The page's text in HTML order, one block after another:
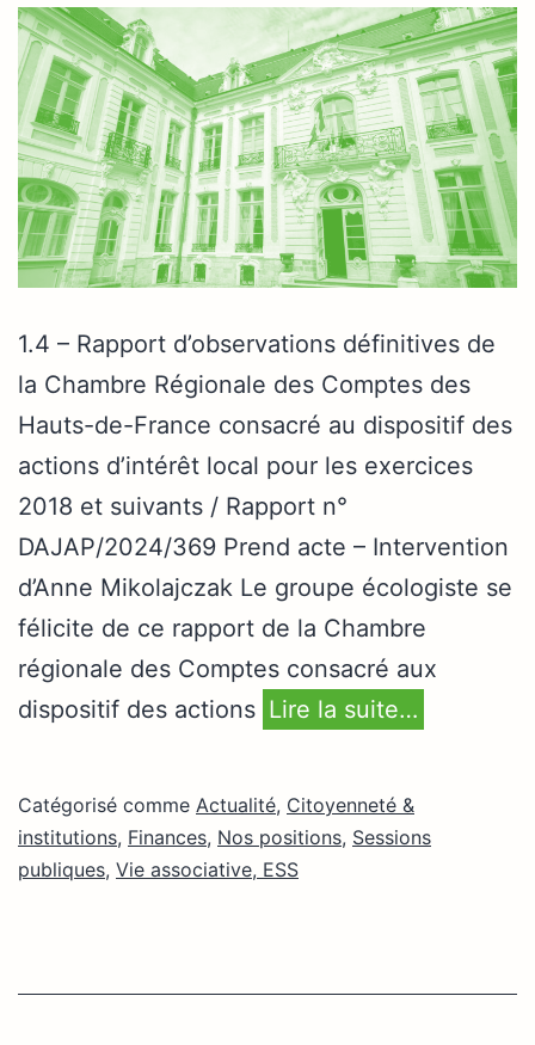
1.4 – Rapport d’observations définitives de
la Chambre Régionale des Comptes des
Hauts-de-France consacré au dispositif des
actions d’intérêt local pour les exercices
2018 et suivants / Rapport n°
DAJAP/2024/369 Prend acte – Intervention
d’Anne Mikolajczak Le groupe écologiste se
félicite de ce rapport de la Chambre
régionale des Comptes consacré aux
dispositif des actions Lire la suite…
Catégorisé comme Actualité, Citoyenneté &
institutions, Finances, Nos positions, Sessions
publiques, Vie associative, ESS